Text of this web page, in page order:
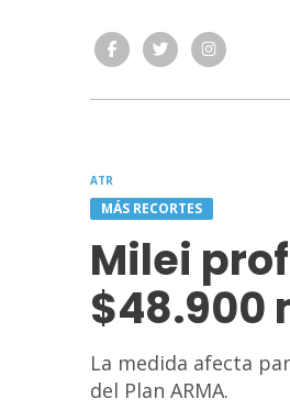
ATR
MÁS RECORTES
Milei
$48.900
La medida afecta
del Plan ARMA.